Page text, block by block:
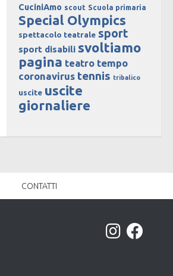
CuciniAmo scout Scuola primaria
Special Olympics
spettacolo teatrale sport
sport disabili svoltiamo
pagina teatro tempo
coronavirus tennis tribalico
uscite uscite
giornaliere
CONTATTI